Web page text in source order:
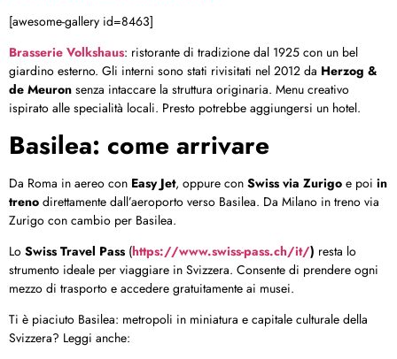
[awesome-gallery id=8463]
Brasserie Volkshaus: ristorante di tradizione dal 1925 con un bel
giardino esterno. Gli interni sono stati rivisitati nel 2012 da Herzog &
de Meuron senza intaccare la struttura originaria. Menu creativo
ispirato alle specialità locali. Presto potrebbe aggiungersi un hotel.
Basilea: come arrivare
Da Roma in aereo con Easy Jet, oppure con Swiss via Zurigo e poi in
treno direttamente dall’aeroporto verso Basilea. Da Milano in treno via
Zurigo con cambio per Basilea.
Lo Swiss Travel Pass (https://www.swiss-pass.ch/it/) resta lo
strumento ideale per viaggiare in Svizzera. Consente di prendere ogni
mezzo di trasporto e accedere gratuitamente ai musei.
Ti è piaciuto Basilea: metropoli in miniatura e capitale culturale della
Svizzera? Leggi anche: